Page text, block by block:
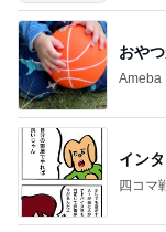
おや
Ameba
イン
四コマ